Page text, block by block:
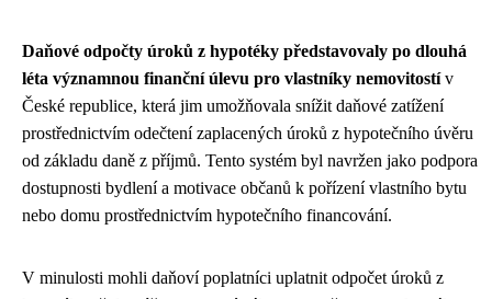
Daňové odpočty úroků z hypotéky představovaly po dlouhá
léta významnou finanční úlevu pro vlastníky nemovitostív
České republice, která jim umožňovala snížit daňové zatížení
prostřednictvím odečtení zaplacených úroků z hypotečního úvěru
od základu daně z příjmů. Tento systém byl navržen jako podpora
dostupnosti bydlení a motivace občanů k pořízení vlastního bytu
nebo domu prostřednictvím hypotečního financování.
V minulosti mohli daňoví poplatníci uplatnit odpočet úroků z